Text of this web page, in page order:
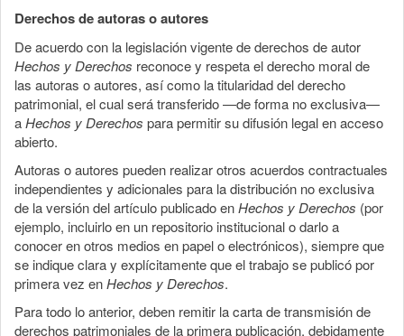
Derechos de autoras o autores
De acuerdo con la legislación vigente de derechos de autor
Hechos y Derechos reconoce y respeta el derecho moral de
las autoras o autores, así como la titularidad del derecho
patrimonial, el cual será transferido —de forma no exclusiva—
aHechos y Derechos para permitir su difusión legal en acceso
abierto.
Autoras o autores pueden realizar otros acuerdos contractuales
independientes y adicionales para la distribución no exclusiva
de la versión del artículo publicado enHechos y Derechos (por
ejemplo, incluirlo en un repositorio institucional o darlo a
conocer en otros medios en papel o electrónicos), siempre que
se indique clara y explícitamente que el trabajo se publicó por
primera vez enHechos y Derechos.
Para todo lo anterior, deben remitir la carta de transmisión de
derechos patrimoniales de la primera publicación, debidamente